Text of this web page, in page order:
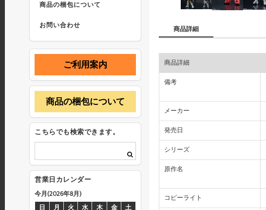
商品の梱包について
お問い合わせ
商品詳細
商品詳細
備考
メーカー
発売日
シリーズ
原作名
コピーライト
ご利用案内
商品の梱包について
こちらでも検索できます。
営業日カレンダー
今月(2026年8月)
日
月 火 水 木 金
土